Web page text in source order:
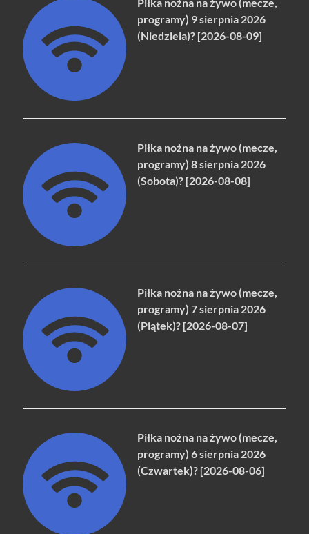
programy) 9 sierpnia 2026
(Niedziela)? [2026-08-09]
Piłka nożna na żywo (mecze,
programy) 8 sierpnia 2026
(Sobota)? [2026-08-08]
Piłka nożna na żywo (mecze,
programy) 7 sierpnia 2026
(Piątek)? [2026-08-07]
Piłka nożna na żywo (mecze,
programy) 6 sierpnia 2026
(Czwartek)? [2026-08-06]